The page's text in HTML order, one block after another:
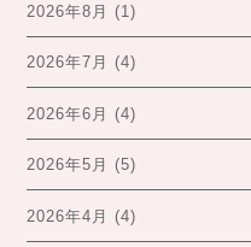
2026年8月 (1)
2026年7月 (4)
2026年6月 (4)
2026年5月 (5)
2026年4月 (4)